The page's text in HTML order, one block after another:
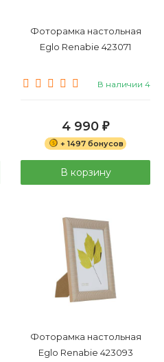
Фоторамка настольная
Eglo Renabie 423071
В наличии 4
4 990 ₽
+ 1497 бонусов
В корзину
Фоторамка настольная
Eglo Renabie 423093